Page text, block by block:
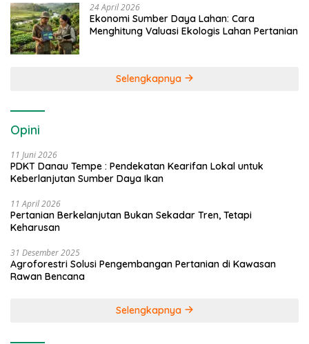
24 April 2026
Ekonomi Sumber Daya Lahan: Cara
Menghitung Valuasi Ekologis Lahan Pertanian
Selengkapnya
Opini
11 Juni 2026
PDKT Danau Tempe : Pendekatan Kearifan Lokal untuk
Keberlanjutan Sumber Daya Ikan
11 April 2026
Pertanian Berkelanjutan Bukan Sekadar Tren, Tetapi
Keharusan
31 Desember 2025
Agroforestri Solusi Pengembangan Pertanian di Kawasan
Rawan Bencana
Selengkapnya